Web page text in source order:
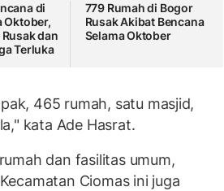
di
Oktober,
dan
Terluka
779 Rumah di Bogor
Rusak Akibat Bencana
Selama Oktober
465 rumah, satu masjid,
kata Ade Hasrat.
dan fasilitas umum,
Ciomas ini juga